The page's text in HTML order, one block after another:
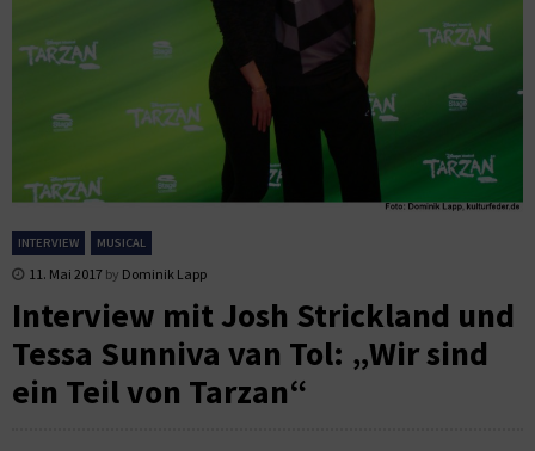
INTERVIEW MUSICAL
11. Mai 2017 by Dominik Lapp
Interview mit Josh Strickland und
Tessa Sunniva van Tol: „Wir sind
ein Teil von Tarzan“